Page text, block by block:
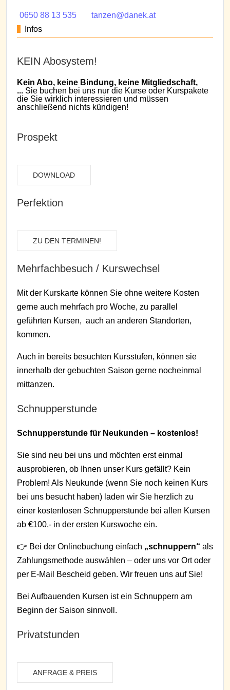
0650 88 13 535
tanzen@danek.at
Infos
KEIN Abosystem!
Kein Abo, keine Bindung, keine Mitgliedschaft,
... Sie buchen bei uns nur die Kurse oder Kurspakete
die Sie wirklich interessieren und müssen
anschließend nichts kündigen!
Prospekt
DOWNLOAD
Perfektion
ZU DEN TERMINEN!
Mehrfachbesuch / Kurswechsel
Mit der Kurskarte können Sie ohne weitere Kosten
gerne auch mehrfach pro Woche, zu parallel
geführten Kursen, auch an anderen Standorten,
kommen.
Auch in bereits besuchten Kursstufen, können sie
innerhalb der gebuchten Saison gerne nocheinmal
mittanzen.
Schnupperstunde
Schnupperstunde für Neukunden – kostenlos!
Sie sind neu bei uns und möchten erst einmal
ausprobieren, ob Ihnen unser Kurs gefällt? Kein
Problem! Als Neukunde (wenn Sie noch keinen Kurs
bei uns besucht haben) laden wir Sie herzlich zu
einer kostenlosen Schnupperstunde bei allen Kursen
ab €100,- in der ersten Kurswoche ein.
👉 Bei der Onlinebuchung einfach „schnuppern“ als
Zahlungsmethode auswählen – oder uns vor Ort oder
per E-Mail Bescheid geben. Wir freuen uns auf Sie!
Bei Aufbauenden Kursen ist ein Schnuppern am
Beginn der Saison sinnvoll.
Privatstunden
ANFRAGE & PREIS